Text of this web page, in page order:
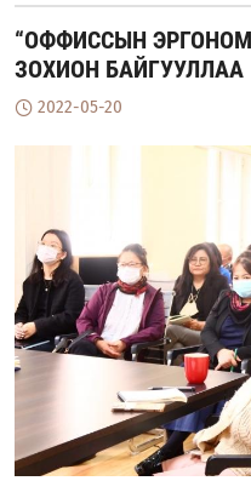
“ОФФИССЫН
ЗОХИОН БАЙГУУЛЛАА
2022-05-20